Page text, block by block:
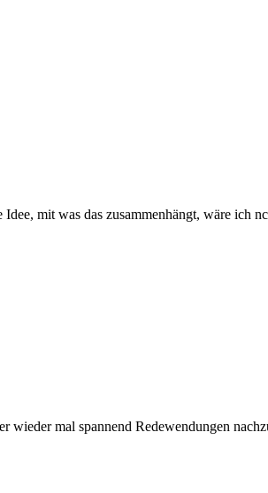
mit was das zusammenhängt, wäre
wieder mal spannend Redewendungen